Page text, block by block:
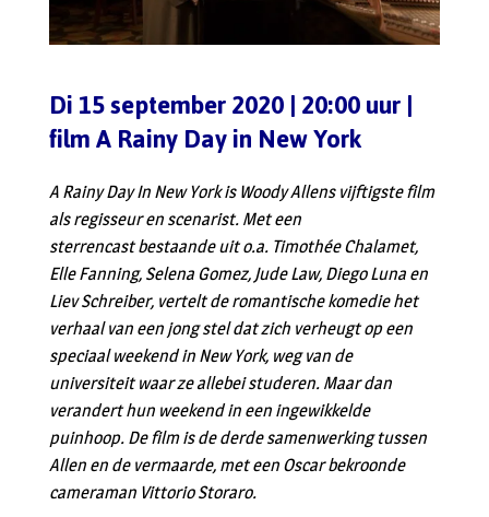
Di 15 september 2020 | 20:00 uur |
film A Rainy Day in New York
A Rainy Day In New York is Woody Allens vijftigste film
als regisseur en scenarist. Met een
sterrencast bestaande uit o.a. Timothée Chalamet,
Elle Fanning, Selena Gomez, Jude Law, Diego Luna en
Liev Schreiber, vertelt de romantische komedie het
verhaal van een jong stel dat zich verheugt op een
speciaal weekend in New York, weg van de
universiteit waar ze allebei studeren. Maar dan
verandert hun weekend in een ingewikkelde
puinhoop. De film is de derde samenwerking tussen
Allen en de vermaarde, met een Oscar bekroonde
cameraman Vittorio Storaro.